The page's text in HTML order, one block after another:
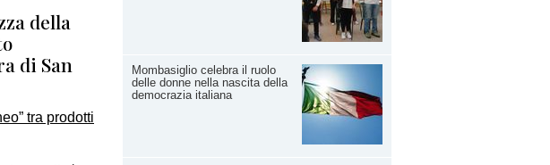
Mombasiglio celebra il ruolo
delle donne nella nascita della
democrazia italiana
della
di San